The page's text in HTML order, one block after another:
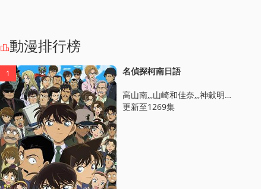
動漫排行榜
1 名偵探柯南日語
高山南,,,山崎和佳奈,,,神穀明,,,小山力也,,,林原惠美
更新至1269集